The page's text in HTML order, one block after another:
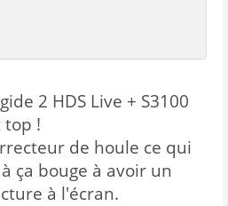
2 HDS Live + S3100
top !
de houle ce qui
ça bouge à avoir un
à l'écran.